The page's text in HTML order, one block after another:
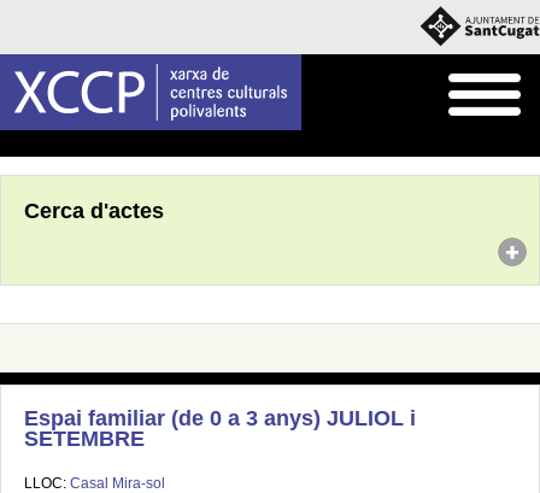
Cerca d'actes
Espai familiar (de 0 a 3 anys) JULIOL i
SETEMBRE
LLOC: Casal Mira-sol